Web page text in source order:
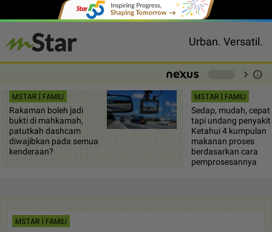
Urban. Versatil.
chevron_right info
MSTAR | FAMILI
Rakaman boleh jadi
bukti di mahkamah,
patutkah dashcam
diwajibkan pada semua
kenderaan?
MSTAR | FAMILI
Sedap, mudah, cepat
tapi undang
Ketahui 4 kumpulan
makanan proses
berdasarkan cara
pemprosesannya
MSTAR | FAMILI